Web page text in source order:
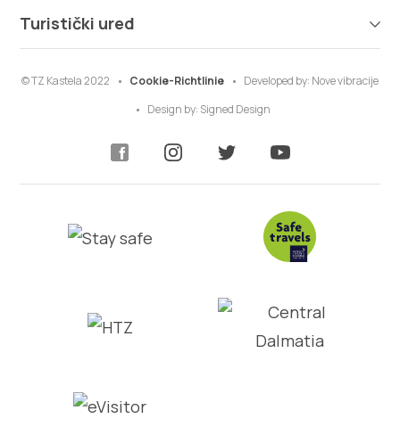
Turistički ured
© TZ Kastela 2022 Cookie-Richtlinie Developed by: Nove vibracije
Design by: Signed Design